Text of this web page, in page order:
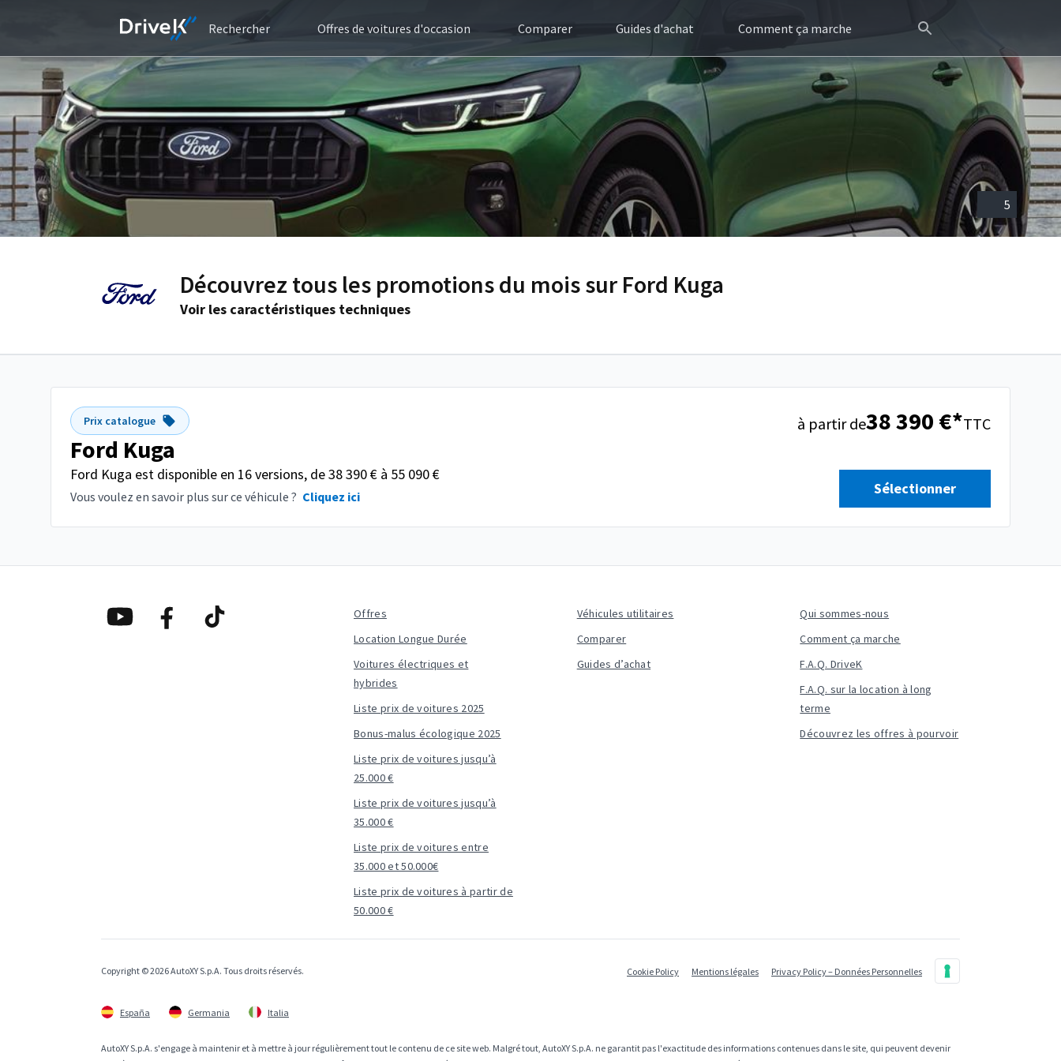
Rechercher Offres de voitures d'occasion Comparer Guides d'achat Comment ça marche
5
Découvrez tous les promotions du mois sur Ford Kuga
Voir les caractéristiques techniques
Prix catalogue
Ford Kuga
Ford Kuga est disponible en 16 versions, de 38 390 € à 55 090 €
Vous voulez en savoir plus sur ce véhicule ? Cliquez ici
à partir de38 390 €*TTC
Sélectionner
Offres
Location Longue Durée
Voitures électriques et
hybrides
Liste prix de voitures 2025
Bonus-malus écologique 2025
Liste prix de voitures jusqu’à
25.000 €
Liste prix de voitures jusqu’à
35.000 €
Liste prix de voitures entre
35.000 et 50.000€
Liste prix de voitures à partir de
50.000 €
Véhicules utilitaires
Comparer
Guides d’achat
Qui sommes-nous
Comment ça marche
F.A.Q. DriveK
F.A.Q. sur la location à long
terme
Découvrez les offres à pourvoir
Copyright © 2026 AutoXY S.p.A. Tous droits réservés. Cookie Policy Mentions légales Privacy Policy – Données Personnelles
España Germania Italia
AutoXY S.p.A. s'engage à maintenir et à mettre à jour régulièrement tout le contenu de ce site web. Malgré tout, AutoXY S.p.A. ne garantit pas l'exactitude des informations contenues dans le site, qui peuvent devenir